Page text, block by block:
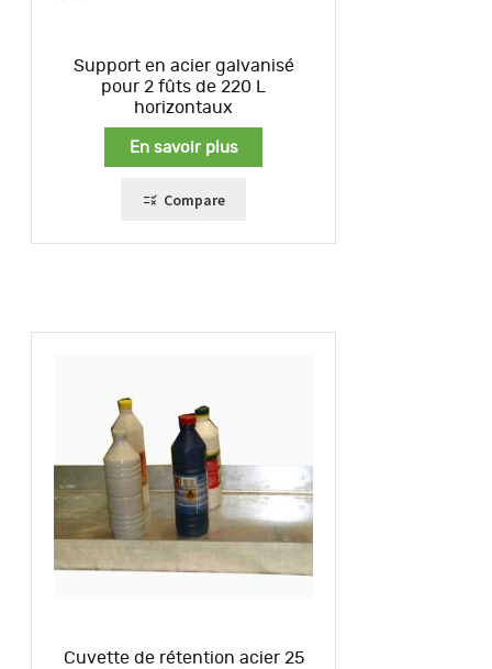
Support en acier galvanisé
pour 2 fûts de 220 L
horizontaux
En savoir plus
Compare
Cuvette de rétention acier 25